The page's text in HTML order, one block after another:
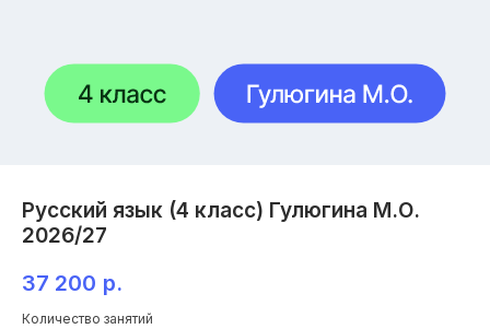
Русский язык (4 класс) Гулюгина М.О.
2026/27
37 200 р.
Количество занятий